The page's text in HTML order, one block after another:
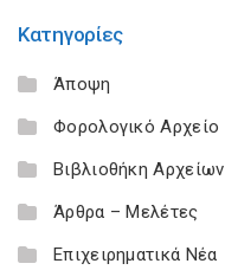
Κατηγορίες
Άποψη
Φορολογικό Αρχείο
Βιβλιοθήκη Αρχείων
Άρθρα – Μελέτες
Επιχειρηματικά Νέα